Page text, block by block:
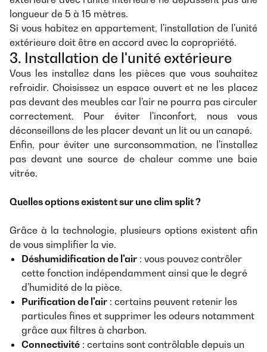
longueur de 5 à 15 mètres.
Si vous habitez en appartement, l'installation de l'unité
extérieure doit être en accord avec la copropriété.
3. Installation de l'unité extérieure
Vous les installez dans les pièces que vous souhaitez
refroidir. Choisissez un espace ouvert et ne les placez
pas devant des meubles car l’air ne pourra pas circuler
correctement. Pour éviter l'inconfort, nous vous
déconseillons de les placer devant un lit ou un canapé.
Enfin, pour éviter une surconsommation, ne l'installez
pas devant une source de chaleur comme une baie
vitrée.
Quelles options existent sur une clim split ?
Grâce à la technologie, plusieurs options existent afin
de vous simplifier la vie.
Déshumidification de l'air : vous pouvez contrôler
cette fonction indépendamment ainsi que le degré
d'humidité de la pièce.
Purification de l'air : certains peuvent retenir les
particules fines et supprimer les odeurs notamment
grâce aux filtres à charbon.
Connectivité : certains sont contrôlable depuis un